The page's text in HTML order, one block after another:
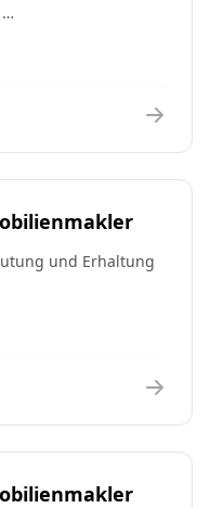
…
und Erhaltung